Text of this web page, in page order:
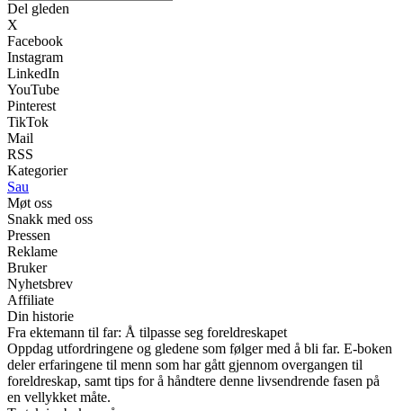
Del gleden
X
Facebook
Instagram
LinkedIn
YouTube
Pinterest
TikTok
Mail
RSS
Kategorier
Sau
Møt oss
Snakk med oss
Pressen
Reklame
Bruker
Nyhetsbrev
Affiliate
Din historie
Fra ektemann til far: Å tilpasse seg foreldreskapet
Oppdag utfordringene og gledene som følger med å bli far. E-boken
deler erfaringene til menn som har gått gjennom overgangen til
foreldreskap, samt tips for å håndtere denne livsendrende fasen på
en vellykket måte.